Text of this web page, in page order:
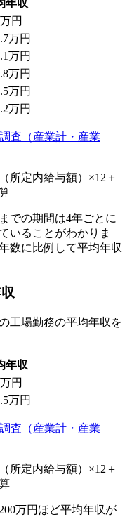
年収
円
万円
万円
万円
万円
万円
査（産業計・産業
所定内給与額）×12＋
での期間は4年ごとに
いることがわかりま
数に比例して平均年収
工場勤務の平均年収を
年収
円
万円
査（産業計・産業
所定内給与額）×12＋
万円ほど平均年収が